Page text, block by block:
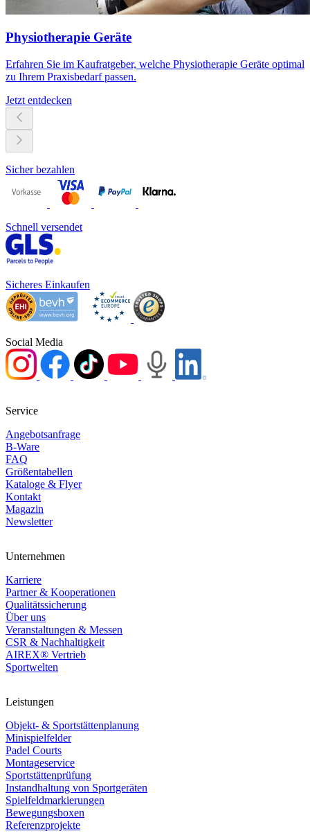
Physiotherapie Geräte
Erfahren Sie im Kaufratgeber, welche Physiotherapie Geräte optimal
zu Ihrem Praxisbedarf passen.
Jetzt entdecken
Sicher bezahlen
Schnell versendet
Sicheres Einkaufen
Social Media
Service
Angebotsanfrage
B-Ware
FAQ
Größentabellen
Kataloge & Flyer
Kontakt
Magazin
Newsletter
Unternehmen
Karriere
Partner & Kooperationen
Qualitätssicherung
Über uns
Veranstaltungen & Messen
CSR & Nachhaltigkeit
AIREX® Vertrieb
Sportwelten
Leistungen
Objekt- & Sportstättenplanung
Minispielfelder
Padel Courts
Montageservice
Sportstättenprüfung
Instandhaltung von Sportgeräten
Spielfeldmarkierungen
Bewegungsboxen
Referenzprojekte